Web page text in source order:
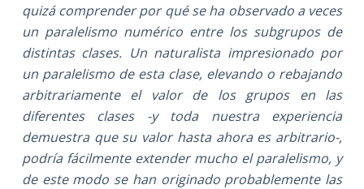
quizá comprender por qué se ha observado a veces
un paralelismo numérico entre los subgrupos de
distintas clases. Un naturalista impresionado por
un paralelismo de esta clase, elevando o rebajando
arbitrariamente el valor de los grupos en las
diferentes clases -y toda nuestra experiencia
demuestra que su valor hasta ahora es arbitrario-,
podría fácilmente extender mucho el paralelismo, y
de este modo se han originado probablemente las